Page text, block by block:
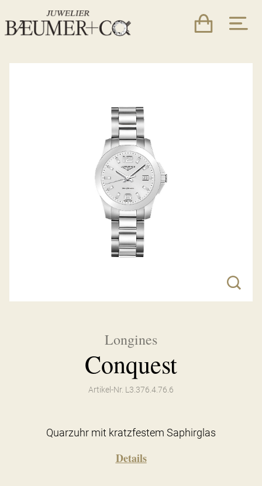
Longines
Conquest
Artikel-Nr. L3.376.4.76.6
Quarzuhr mit kratzfestem Saphirglas
Details